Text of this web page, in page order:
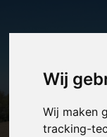
Wij
Wij maken
tracking-